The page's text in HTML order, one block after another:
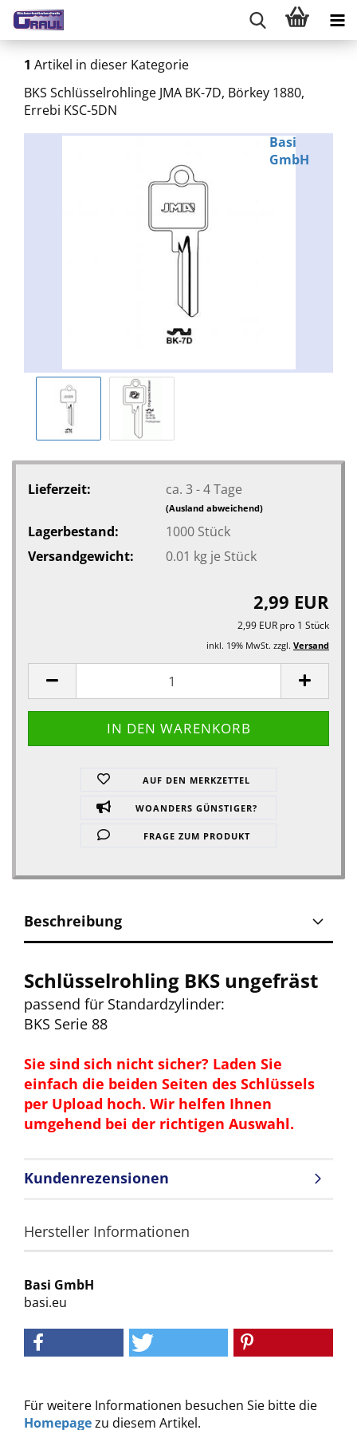
1 Artikel in dieser Kategorie
BKS Schlüsselrohlinge JMA BK-7D, Börkey 1880,
Errebi KSC-5DN
Basi
GmbH
Lieferzeit: ca. 3 - 4 Tage
(Ausland abweichend)
Lagerbestand: 1000 Stück
Versandgewicht:
0.01 kg je Stück
2,99 EUR
2,99 EUR pro 1 Stück
inkl. 19% MwSt. zzgl. Versand
AUF DEN MERKZETTEL
WOANDERS GÜNSTIGER?
FRAGE ZUM PRODUKT
Beschreibung
Schlüsselrohling BKS ungefräst
passend für Standardzylinder:
BKS Serie 88
Sie sind sich nicht sicher? Laden Sie
einfach die beiden Seiten des Schlüssels
per Upload hoch. Wir helfen Ihnen
umgehend bei der richtigen Auswahl.
Kundenrezensionen
Hersteller Informationen
Basi GmbH
basi.eu
Für weitere Informationen besuchen Sie bitte die
Homepagezu diesem Artikel.